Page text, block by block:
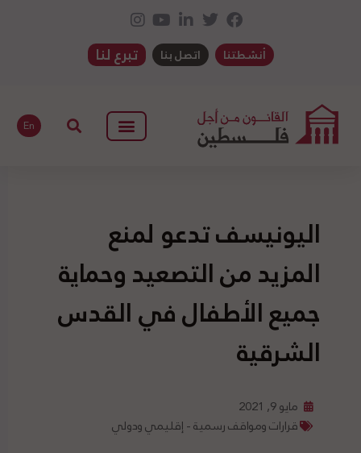
أنشطتنا اتصل بنا تبرع لنا
En
اليونيسف تدعو لمنع
المزيد من التصعيد وحماية
جميع الأطفال في القدس
الشرقية
مايو 9, 2021
قرارات ومواقف رسمية - إقليمي ودولي